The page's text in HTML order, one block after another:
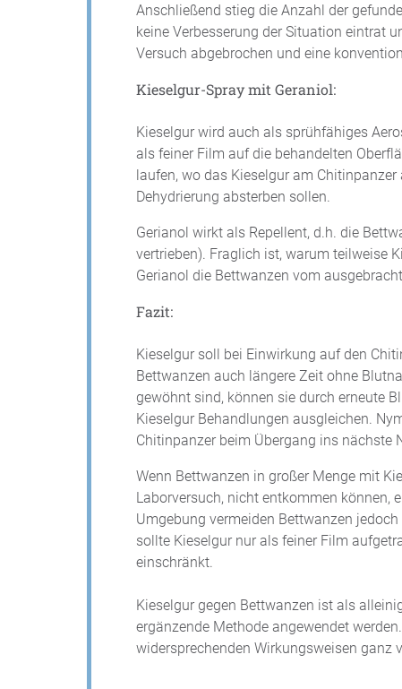
Anschließend stieg die Anzahl der
keine Verbesserung der Situation eintrat
Versuch abgebrochen und eine
Kieselgur-Spray mit Geraniol:
Kieselgur wird auch als sprühfähiges
als feiner Film auf die behandelten
laufen, wo das Kieselgur am
Dehydrierung absterben sollen.
Gerianol wirkt als Repellent, d.h. die
vertrieben). Fraglich ist, warum teilweise
Gerianol die Bettwanzen vom
Fazit:
Kieselgur soll bei Einwirkung auf den
Bettwanzen auch längere Zeit ohne
gewöhnt sind, können sie durch erneute
Kieselgur Behandlungen ausgleichen.
Chitinpanzer beim Übergang ins nächste
Wenn Bettwanzen in großer Menge mit
Laborversuch, nicht entkommen können,
Umgebung vermeiden Bettwanzen
sollte Kieselgur nur als feiner Film
einschränkt.
Kieselgur gegen Bettwanzen ist als
ergänzende Methode angewendet
widersprechenden Wirkungsweisen ganz